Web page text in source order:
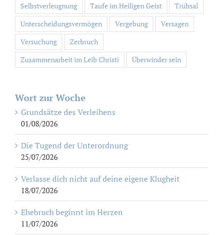
Selbstverleugnung
Taufe im Heiligen Geist
Trübsal
Unterscheidungsvermögen
Vergebung
Versagen
Versuchung
Zerbruch
Zusammenarbeit im Leib Christi
Überwinder sein
Wort zur Woche
Grundsätze des Verleihens
01/08/2026
Die Tugend der Unterordnung
25/07/2026
Verlasse dich nicht auf deine eigene Klugheit
18/07/2026
Ehebruch beginnt im Herzen
11/07/2026